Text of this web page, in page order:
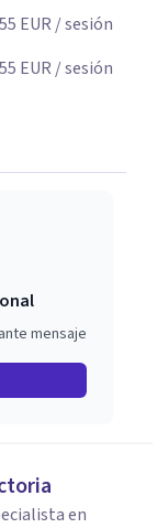
55 EUR / sesión
55 EUR / sesión
mensaje
en